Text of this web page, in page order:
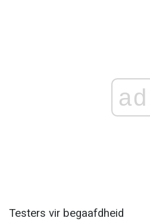
ad
Testers vir begaafdheid